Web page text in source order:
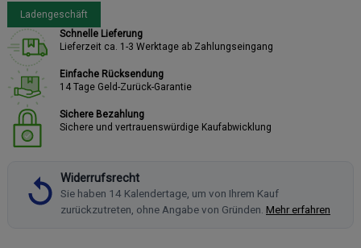
Ladengeschäft
Schnelle Lieferung
Lieferzeit ca. 1-3 Werktage ab Zahlungseingang
Einfache Rücksendung
14 Tage Geld-Zurück-Garantie
Sichere Bezahlung
Sichere und vertrauenswürdige Kaufabwicklung
Widerrufsrecht
Sie haben 14 Kalendertage, um von Ihrem Kauf
zurückzutreten, ohne Angabe von Gründen. Mehr erfahren